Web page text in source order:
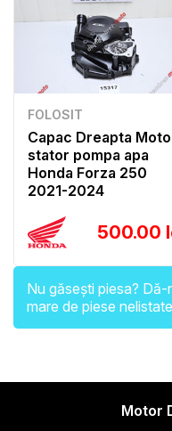
FOLOSIT
Capac Dreapta
stator pompa apa
Honda Forza 250
2021-2024
500.00
Nu găsești piesa?
mare de piese
Motor